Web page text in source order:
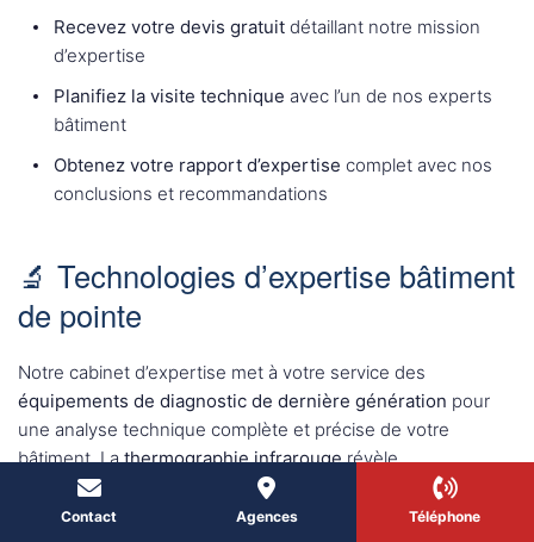
Recevez votre devis gratuit détaillant notre mission
d’expertise
Planifiez la visite technique avec l’un de nos experts
bâtiment
Obtenez votre rapport d’expertise complet avec nos
conclusions et recommandations
🔬 Technologies d’expertise bâtiment
de pointe
Notre cabinet d’expertise met à votre service des
équipements de diagnostic de dernière génération pour
une analyse technique complète et précise de votre
bâtiment. Lathermographie infrarougerévèle
instantanément les défauts d’isolation, ponts thermiques,
infiltrations d’eau et déperditions énergétiques invisibles à
Contact Agences Téléphone